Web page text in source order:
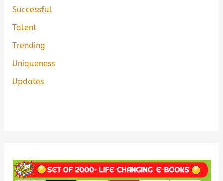
Successful
Talent
Trending
Uniqueness
Updates